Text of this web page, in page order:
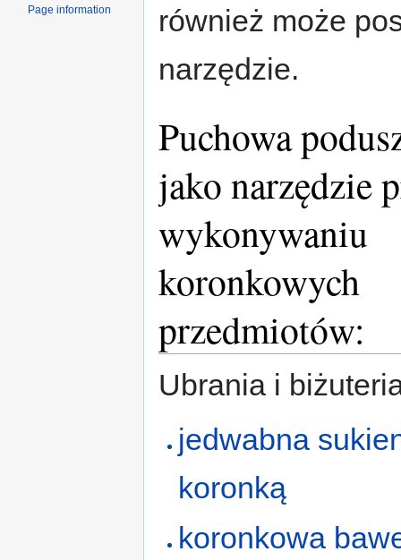
również może
narzędzie.
Puchowa
jako narzędzie
wykonywaniu
koronkowych
przedmiotów:
Ubrania i
jedwabna
koronką
koronkowa
Page information